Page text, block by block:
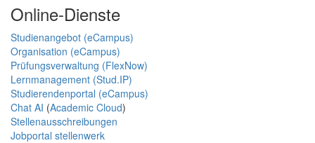
Online-Dienste
Studienangebot (eCampus)
Organisation (eCampus)
Prüfungsverwaltung (FlexNow)
Lernmanagement (Stud.IP)
Studierendenportal (eCampus)
Chat AI (Academic Cloud)
Stellenausschreibungen
Jobportal stellenwerk